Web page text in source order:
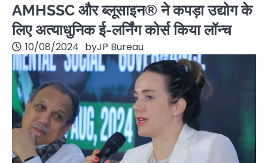
AMHSSC और ब्लूसाइन® ने कपड़ा उद्योग के
लिए अत्याधुनिक ई-लर्निंग कोर्स किया लॉन्च
10/08/2024 byJP Bureau